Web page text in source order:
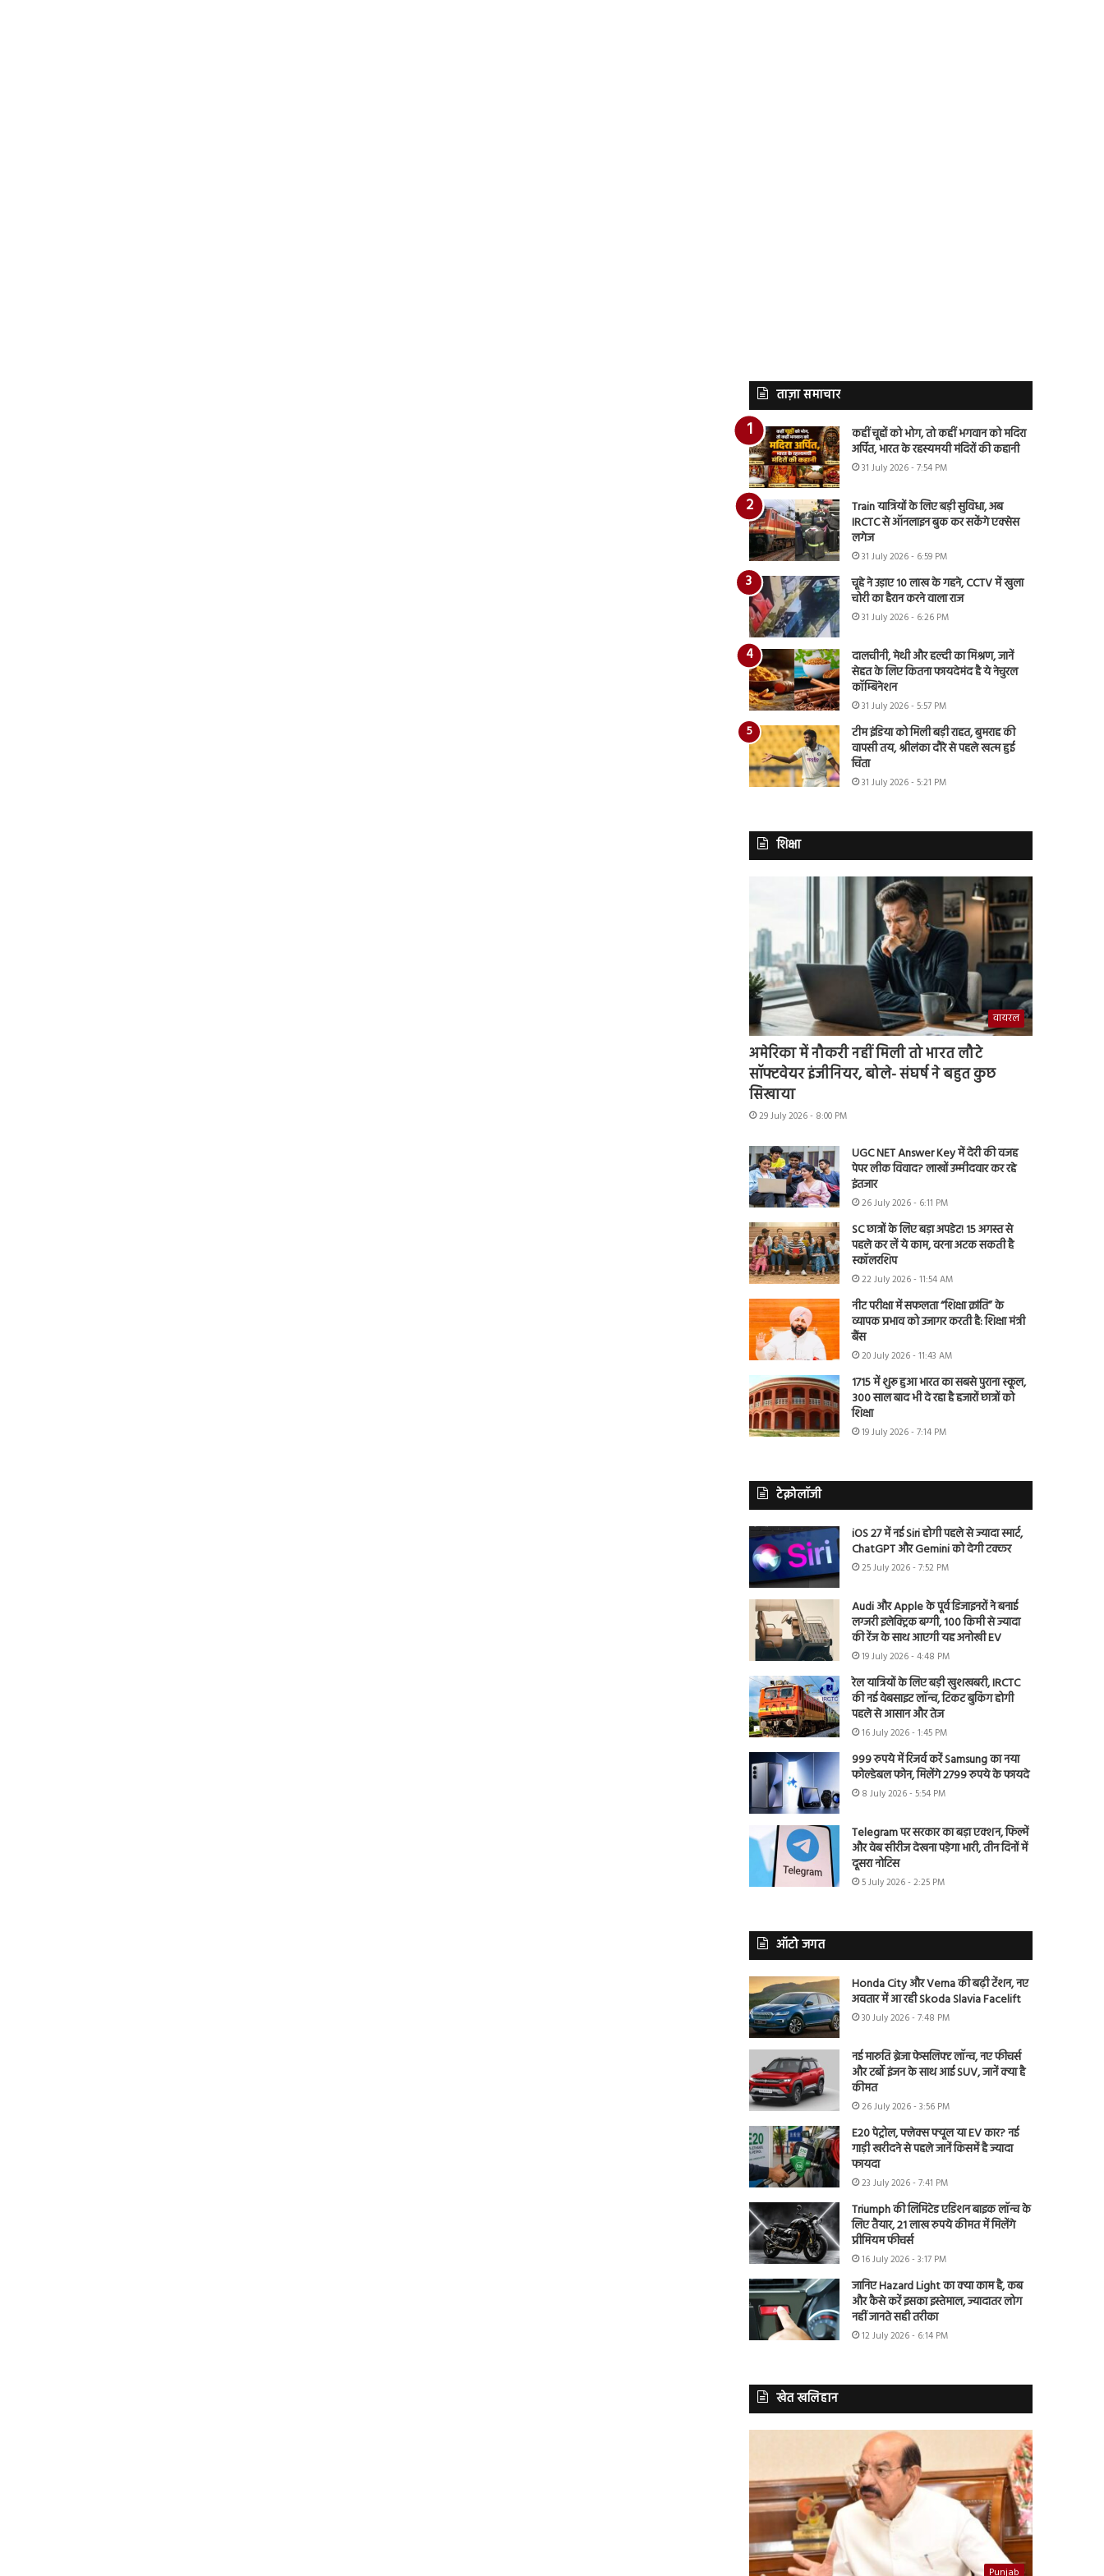
ताज़ा समाचार
कहीं चूहों को भोग, तो कहीं भगवान को मदिरा
अर्पित, भारत के रहस्यमयी मंदिरों की कहानी
31 July 2026 - 7:54 PM
Train यात्रियों के लिए बड़ी सुविधा, अब
IRCTC से ऑनलाइन बुक कर सकेंगे एक्सेस
लगेज
31 July 2026 - 6:59 PM
चूहे ने उड़ाए 10 लाख के गहने, CCTV में खुला
चोरी का हैरान करने वाला राज
31 July 2026 - 6:26 PM
दालचीनी, मेथी और हल्दी का मिश्रण, जानें
सेहत के लिए कितना फायदेमंद है ये नेचुरल
कॉम्बिनेशन
31 July 2026 - 5:57 PM
टीम इंडिया को मिली बड़ी राहत, बुमराह की
वापसी तय, श्रीलंका दौरे से पहले खत्म हुई
चिंता
31 July 2026 - 5:21 PM
शिक्षा
वायरल
अमेरिका में नौकरी नहीं मिली तो भारत लौटे
सॉफ्टवेयर इंजीनियर, बोले- संघर्ष ने बहुत कुछ
सिखाया
29 July 2026 - 8:00 PM
UGC NET Answer Key में देरी की वजह
पेपर लीक विवाद? लाखों उम्मीदवार कर रहे
इंतजार
26 July 2026 - 6:11 PM
SC छात्रों के लिए बड़ा अपडेट! 15 अगस्त से
पहले कर लें ये काम, वरना अटक सकती है
स्कॉलरशिप
22 July 2026 - 11:54 AM
नीट परीक्षा में सफलता “शिक्षा क्रांति” के
व्यापक प्रभाव को उजागर करती है: शिक्षा मंत्री
बैंस
20 July 2026 - 11:43 AM
1715 में शुरू हुआ भारत का सबसे पुराना स्कूल,
300 साल बाद भी दे रहा है हजारों छात्रों को
शिक्षा
19 July 2026 - 7:14 PM
टेक्नोलॉजी
iOS 27 में नई Siri होगी पहले से ज्यादा स्मार्ट,
ChatGPT और Gemini को देगी टक्कर
25 July 2026 - 7:52 PM
Audi और Apple के पूर्व डिजाइनरों ने बनाई
लग्जरी इलेक्ट्रिक बग्गी, 100 किमी से ज्यादा
की रेंज के साथ आएगी यह अनोखी EV
19 July 2026 - 4:48 PM
रेल यात्रियों के लिए बड़ी खुशखबरी, IRCTC
की नई वेबसाइट लॉन्च, टिकट बुकिंग होगी
पहले से आसान और तेज
16 July 2026 - 1:45 PM
999 रुपये में रिजर्व करें Samsung का नया
फोल्डेबल फोन, मिलेंगे 2799 रुपये के फायदे
8 July 2026 - 5:54 PM
Telegram पर सरकार का बड़ा एक्शन, फिल्में
और वेब सीरीज देखना पड़ेगा भारी, तीन दिनों में
दूसरा नोटिस
5 July 2026 - 2:25 PM
ऑटो जगत
Honda City और Verna की बढ़ी टेंशन, नए
अवतार में आ रही Skoda Slavia Facelift
30 July 2026 - 7:48 PM
नई मारुति ब्रेजा फेसलिफ्ट लॉन्च, नए फीचर्स
और टर्बो इंजन के साथ आई SUV, जानें क्या है
कीमत
26 July 2026 - 3:56 PM
E20 पेट्रोल, फ्लेक्स फ्यूल या EV कार? नई
गाड़ी खरीदने से पहले जानें किसमें है ज्यादा
फायदा
23 July 2026 - 7:41 PM
Triumph की लिमिटेड एडिशन बाइक लॉन्च के
लिए तैयार, 21 लाख रुपये कीमत में मिलेंगे
प्रीमियम फीचर्स
16 July 2026 - 3:17 PM
जानिए Hazard Light का क्या काम है, कब
और कैसे करें इसका इस्तेमाल, ज्यादातर लोग
नहीं जानते सही तरीका
12 July 2026 - 6:14 PM
खेत खलिहान
Punjab